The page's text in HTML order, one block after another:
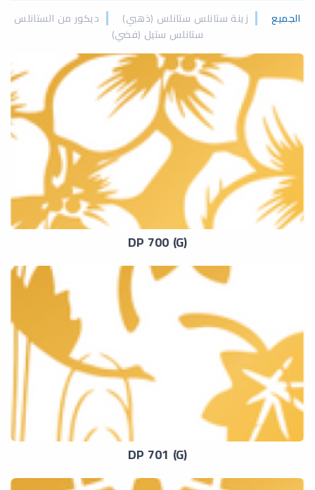
الجميع زينة ستانلس ستانلس (ذهبي)
ديكور من الستانلس
ستانلس ستيل (فضي)
DP 700 (G)
DP 701 (G)